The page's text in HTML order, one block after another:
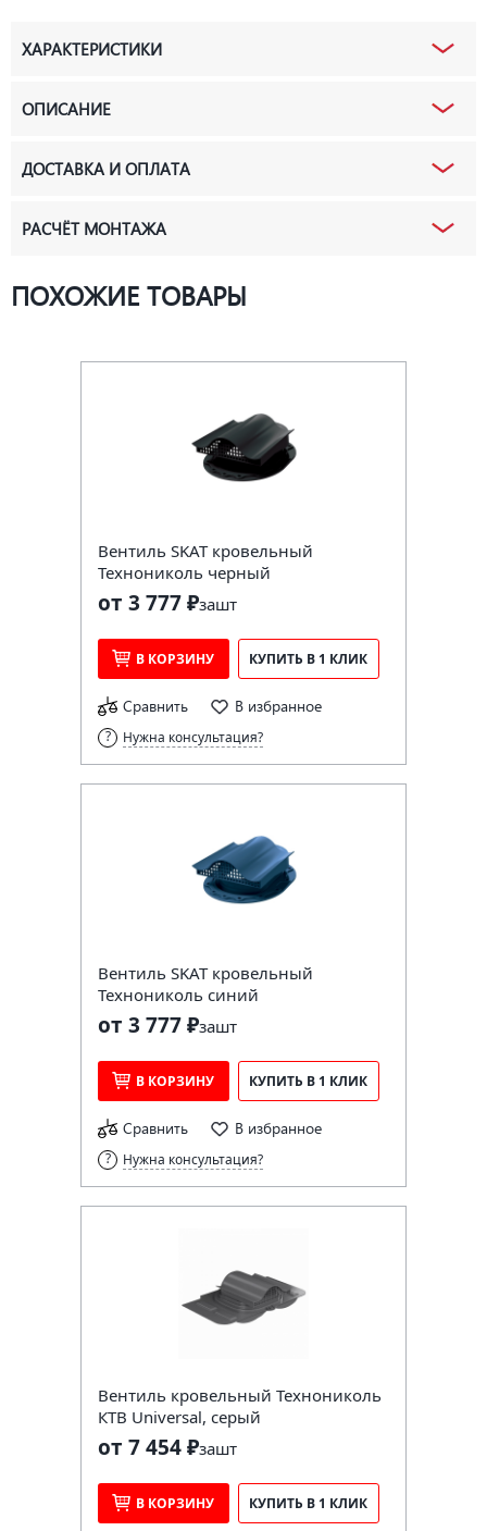
ХАРАКТЕРИСТИКИ
ОПИСАНИЕ
ДОСТАВКА И ОПЛАТА
РАСЧЁТ МОНТАЖА
ПОХОЖИЕ ТОВАРЫ
Вентиль SKAT кровельный
Технониколь черный
от 3 777 ₽зашт
В КОРЗИНУ КУПИТЬ В 1 КЛИК
Сравнить В избранное
Нужна консультация?
Вентиль SKAT кровельный
Технониколь синий
от 3 777 ₽зашт
В КОРЗИНУ КУПИТЬ В 1 КЛИК
Сравнить В избранное
Нужна консультация?
Вентиль кровельный Технониколь
КТВ Universal, серый
от 7 454 ₽зашт
В КОРЗИНУ КУПИТЬ В 1 КЛИК